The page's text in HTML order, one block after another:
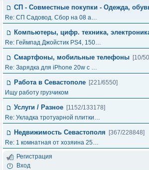
СП - Совместные покупки - Одежда,
Re: СП Садовод. Сбор на 08 а…
Компьютеры, цифр. техника,
Re: Геймпад Джoйcтик PS4, 150…
Смартфоны, мобильные телефоны [10/
Re: Зарядка для iPhone 20w с …
Работа в Севастополе [221/6550]
Ищу работу грузчиком
Услуги / Разное [1152/133178]
Re: Укладка тротуарной плитки…
Недвижимость Севастополя
[367/228848]
Re: 1 комнатная от хозяина 25…
Регистрация
Вход